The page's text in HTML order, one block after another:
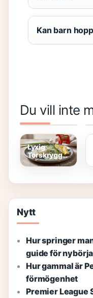
Kan barn
Du vill inte
Enkla låtar
på piano
med
nybörjarguide
Lyxig
Torskrygg
Recept i Ugn
Nytt
Hur springer
guide för
Hur gammal är
förmögenhet
Premier League